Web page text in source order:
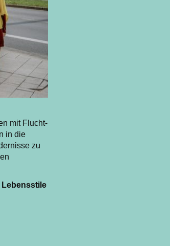
mit Flucht-
in die
zu
Lebensstile